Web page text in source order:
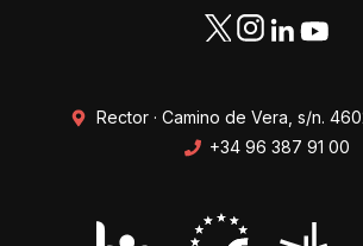
Rector · Camino de Vera, s/n.
+34 96 387 91 00